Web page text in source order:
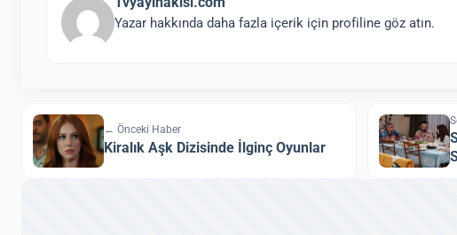
Yazar hakkında daha fazla içerik için profiline göz atın.
← Önceki Haber
Kiralık Aşk Dizisinde İlginç Oyunlar